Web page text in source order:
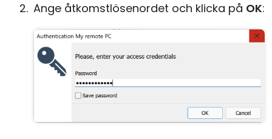
Ange åtkomstlösenordet och klicka på OK: